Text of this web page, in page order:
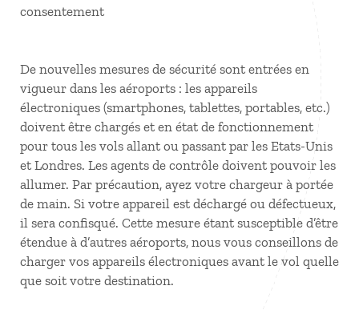
consentement
De nouvelles mesures de sécurité sont entrées en
vigueur dans les aéroports : les appareils
électroniques (smartphones, tablettes, portables, etc.)
doivent être chargés et en état de fonctionnement
pour tous les vols allant ou passant par les Etats-Unis
et Londres. Les agents de contrôle doivent pouvoir les
allumer. Par précaution, ayez votre chargeur à portée
de main. Si votre appareil est déchargé ou défectueux,
il sera confisqué. Cette mesure étant susceptible d’être
étendue à d’autres aéroports, nous vous conseillons de
charger vos appareils électroniques avant le vol quelle
que soit votre destination.